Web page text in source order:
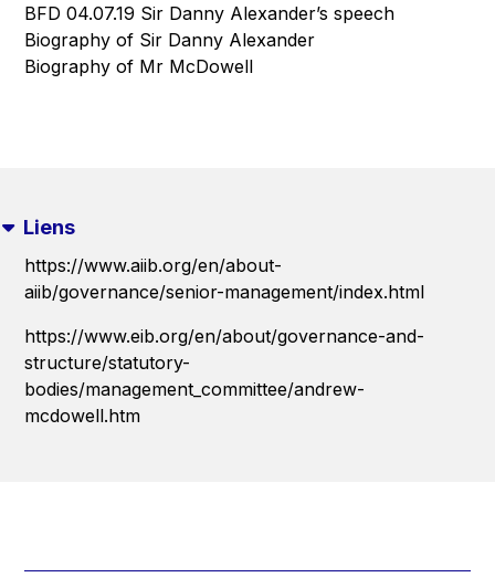
BFD 04.07.19 Sir Danny Alexander’s speech
Biography of Sir Danny Alexander
Biography of Mr McDowell
Liens
https://www.aiib.org/en/about-
aiib/governance/senior-management/index.html
https://www.eib.org/en/about/governance-and-
structure/statutory-
bodies/management_committee/andrew-
mcdowell.htm